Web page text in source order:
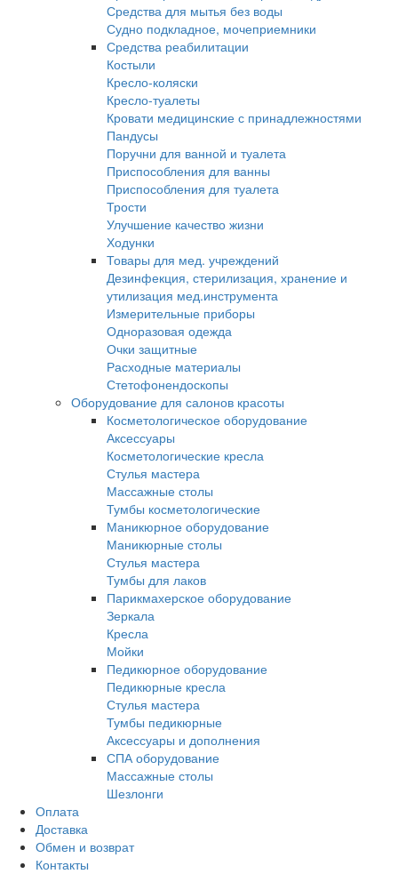
Средства для мытья без воды
Судно подкладное, мочеприемники
Средства реабилитации
Костыли
Кресло-коляски
Кресло-туалеты
Кровати медицинские с принадлежностями
Пандусы
Поручни для ванной и туалета
Приспособления для ванны
Приспособления для туалета
Трости
Улучшение качество жизни
Ходунки
Товары для мед. учреждений
Дезинфекция, стерилизация, хранение и
утилизация мед.инструмента
Измерительные приборы
Одноразовая одежда
Очки защитные
Расходные материалы
Стетофонендоскопы
Оборудование для салонов красоты
Косметологическое оборудование
Аксессуары
Косметологические кресла
Стулья мастера
Массажные столы
Тумбы косметологические
Маникюрное оборудование
Маникюрные столы
Стулья мастера
Тумбы для лаков
Парикмахерское оборудование
Зеркала
Кресла
Мойки
Педикюрное оборудование
Педикюрные кресла
Стулья мастера
Тумбы педикюрные
Аксессуары и дополнения
СПА оборудование
Массажные столы
Шезлонги
Оплата
Доставка
Обмен и возврат
Контакты